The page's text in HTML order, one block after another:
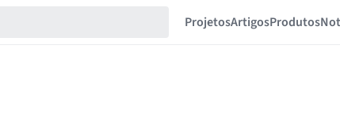
ProjetosArtigosProdutos